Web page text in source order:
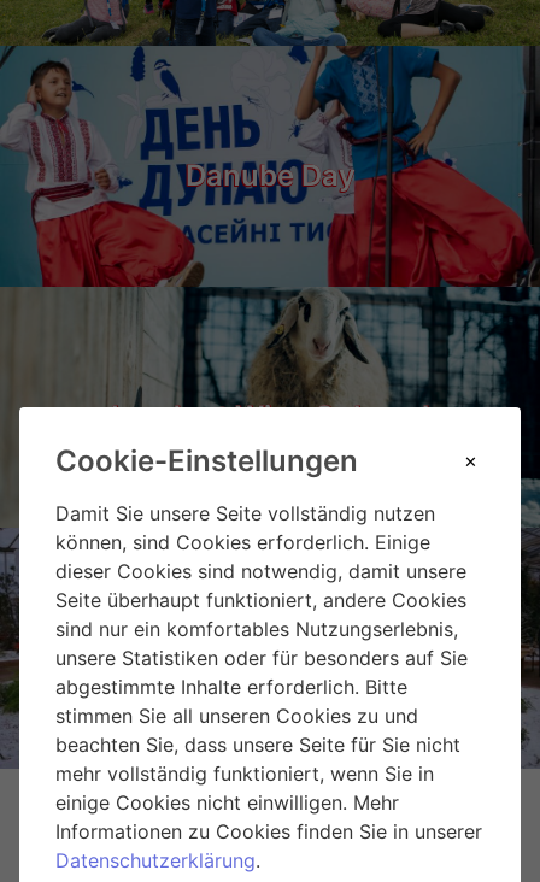
Cookie-Einstellungen
Damit Sie unsere Seite vollständig nutzen
können, sind Cookies erforderlich. Einige
dieser Cookies sind notwendig, damit unsere
Seite überhaupt funktioniert, andere Cookies
sind nur ein komfortables Nutzungserlebnis,
unsere Statistiken oder für besonders auf Sie
abgestimmte Inhalte erforderlich. Bitte
stimmen Sie all unseren Cookies zu und
beachten Sie, dass unsere Seite für Sie nicht
mehr vollständig funktioniert, wenn Sie in
einige Cookies nicht einwilligen. Mehr
Informationen zu Cookies finden Sie in unserer
Datenschutzerklärung.
Danube Day
Landgut Wien Cobenzl
Weihnachtsmarkt Hirschstetten